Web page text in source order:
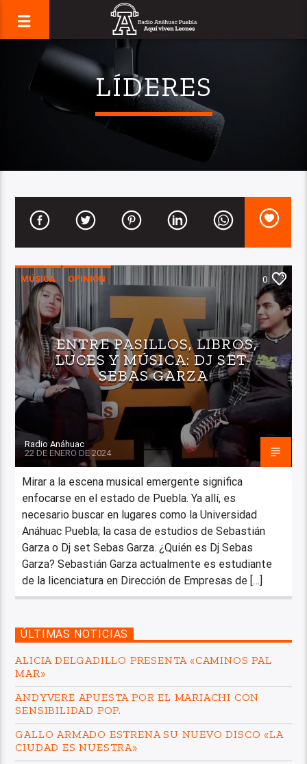
LÍDERES
MÚSICA OPINIÓN 0
ENTRE PASILLOS, LIBROS,
LUCES Y MÚSICA: DJ SET-
SEBAS GARZA
Radio Anáhuac
22 DE ENERO DE 2024
Mirar a la escena musical emergente significa
enfocarse en el estado de Puebla. Ya allí, es
necesario buscar en lugares como la Universidad
Anáhuac Puebla; la casa de estudios de Sebastián
Garza o Dj set Sebas Garza. ¿Quién es Dj Sebas
Garza? Sebastián Garza actualmente es estudiante
de la licenciatura en Dirección de Empresas de […]
ÚLTIMAS NOTICIAS
ALICIA DELGADILLO PRESENTA «CAMINOS PAL
MAR»
ANDYVERE APUESTA POR EL MARIACHI CON
SENSIBILIDAD POP.
GALLO ARMADO ESTRENA SU NUEVO DISCO «LA
CIUDAD ES NUESTRA»